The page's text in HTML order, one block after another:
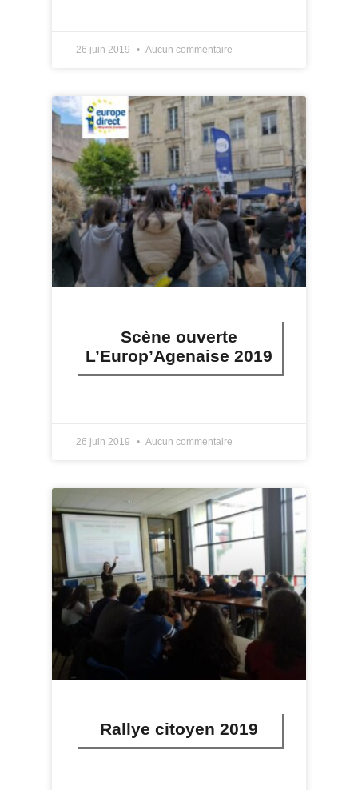
26 juin 2019 Aucun commentaire
Scène ouverte
L’Europ’Agenaise 2019
26 juin 2019 Aucun commentaire
Rallye citoyen 2019